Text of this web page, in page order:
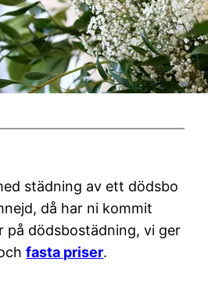
städning av ett dödsbo
då har ni kommit
på dödsbostädning, vi ger
fasta priser.